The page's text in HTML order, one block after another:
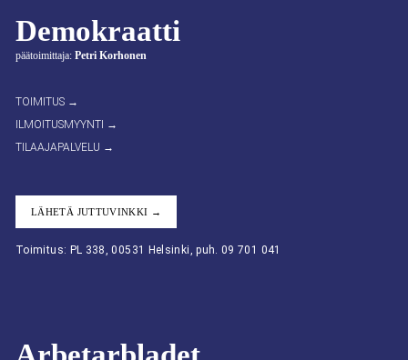
Demokraatti
päätoimittaja: Petri Korhonen
TOIMITUS →
ILMOITUSMYYNTI →
TILAAJAPALVELU →
LÄHETÄ JUTTUVINKKI →
Toimitus: PL 338, 00531 Helsinki, puh. 09 701 041